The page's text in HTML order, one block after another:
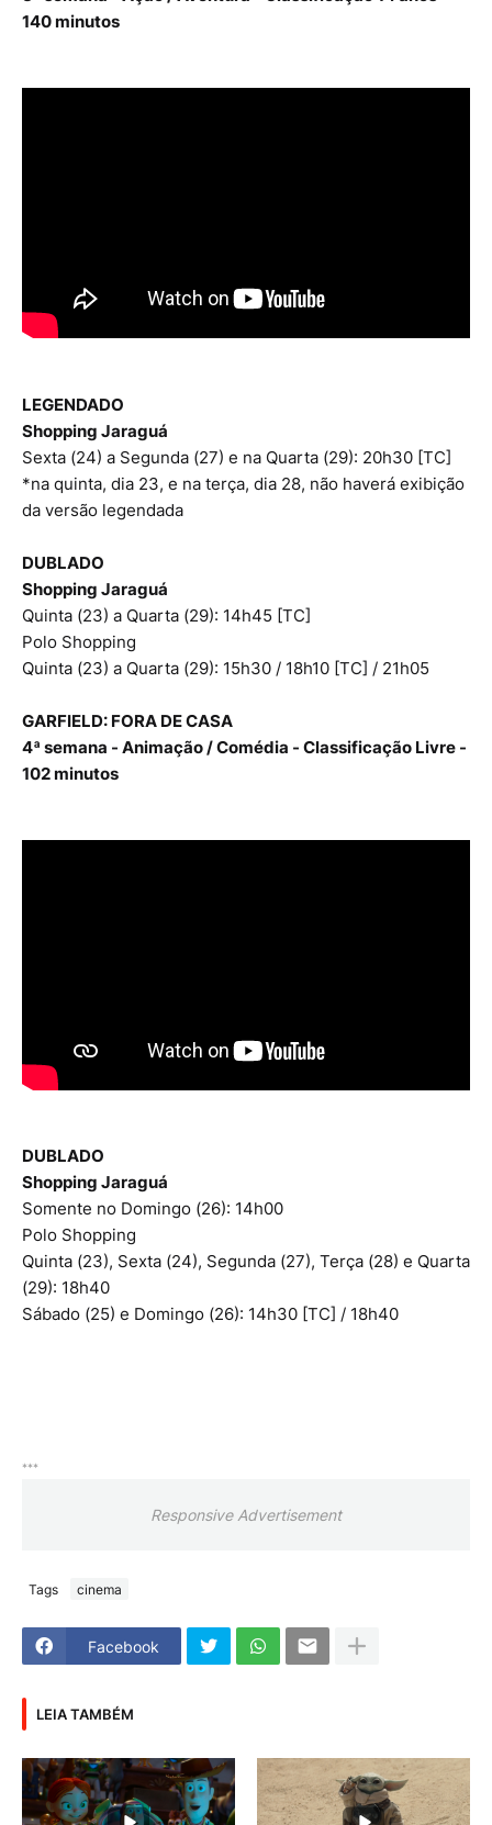
140 minutos
LEGENDADO
Shopping Jaraguá
Sexta (24) a Segunda (27) e na Quarta (29): 20h30 [TC]
*na quinta, dia 23, e na terça, dia 28, não haverá exibição
da versão legendada
DUBLADO
Shopping Jaraguá
Quinta (23) a Quarta (29): 14h45 [TC]
Polo Shopping
Quinta (23) a Quarta (29): 15h30 / 18h10 [TC] / 21h05
GARFIELD: FORA DE CASA
4ª semana - Animação / Comédia - Classificação Livre -
102 minutos
DUBLADO
Shopping Jaraguá
Somente no Domingo (26): 14h00
Polo Shopping
Quinta (23), Sexta (24), Segunda (27), Terça (28) e Quarta
(29): 18h40
Sábado (25) e Domingo (26): 14h30 [TC] / 18h40
***
Responsive Advertisement
Tags cinema
Facebook
LEIA TAMBÉM